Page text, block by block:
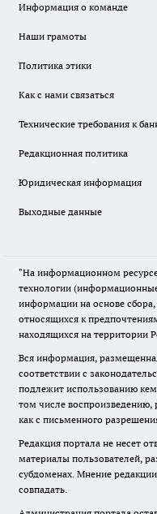
Информация о команде
Наши грамоты
Политика этики
Как с нами связаться
Технические требования к
Редакционная политика
Юридическая информация
Выходные данные
"На информационном
технологии
информации на основе
относящихся к
находящихся на территории
Вся информация,
соответствии с
подлежит использованию
том числе воспроизведению,
как с письменного
Редакция портала не несет
материалы пользователей,
субдоменах. Мнение
совпадать.